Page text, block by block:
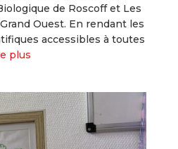
de Roscoff et Les
Ouest. En rendant les
accessibles à toutes
plus